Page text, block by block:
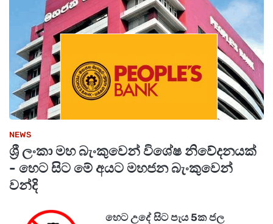
1911 - විභාග දෙපාර්තමේන්තුව
119 - පොලිස් හදිසි ඇමතුම්
011-2421111 - පොලිස් මූලස්ථානය
NEWS
ශ්‍රී ලංකා මහ බැංකුවෙන් විශේෂ නිවේදනයක්
- හෙට සිට මේ අයට මහජන බැංකුවෙන්
වන්දි
හෙට උදේ සිට පැය 5ක ජල